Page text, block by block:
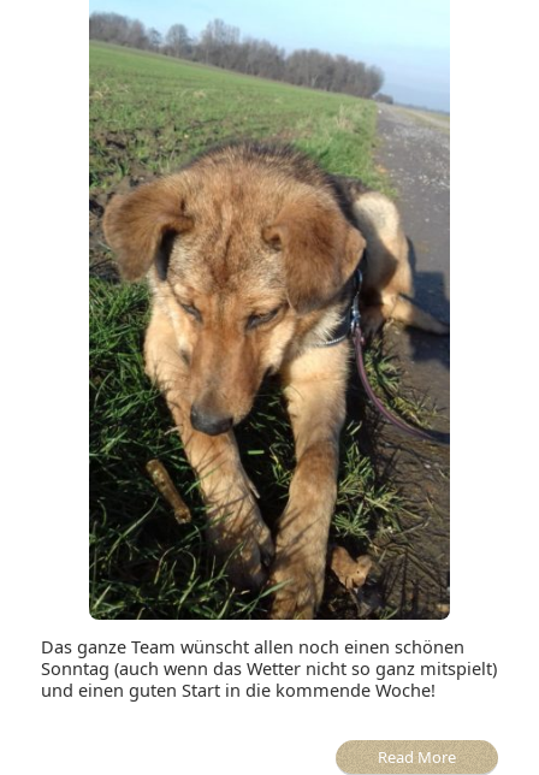
Das ganze Team wünscht allen noch einen schönen
Sonntag (auch wenn das Wetter nicht so ganz mitspielt)
und einen guten Start in die kommende Woche!
Read More